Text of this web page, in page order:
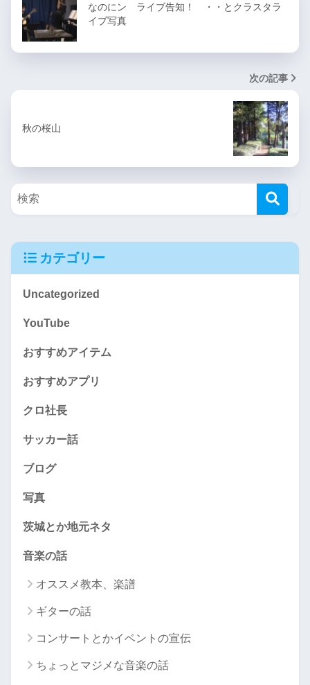
なのにン ライブ告知！ ・・とクラスタラ
イブ写真
次の記事
秋の桜山
カテゴリー
Uncategorized
YouTube
おすすめアイテム
おすすめアプリ
クロ社長
サッカー話
ブログ
写真
茨城とか地元ネタ
音楽の話
オススメ教本、楽譜
ギターの話
コンサートとかイベントの宣伝
ちょっとマジメな音楽の話